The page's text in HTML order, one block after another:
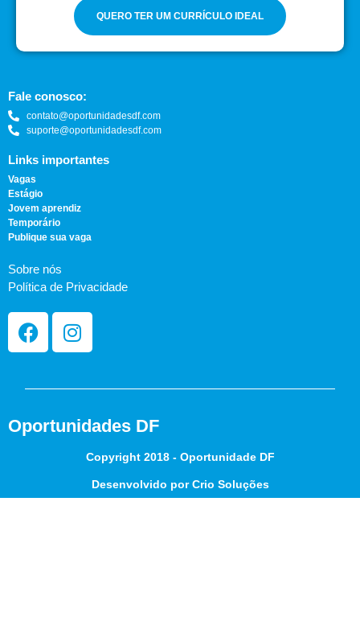
QUERO TER UM CURRÍCULO IDEAL
Fale conosco:
contato@oportunidadesdf.com
suporte@oportunidadesdf.com
Links importantes
Vagas
Estágio
Jovem aprendiz
Temporário
Publique sua vaga
Sobre nós
Política de Privacidade
Oportunidades DF
Copyright 2018 - Oportunidade DF
Desenvolvido por Crio Soluções